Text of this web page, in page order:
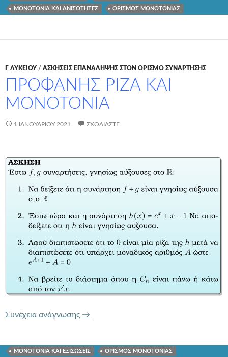
ΜΟΝΟΤΟΝΙΑ ΚΑΙ ΑΝΙΣΟΤΗΤΕΣ ΟΡΙΣΜΟΣ ΜΟΝΟΤΟΝΙΑΣ
Γ ΛΥΚΕΊΟΥ / ΑΣΚΗΣΕΙΣ ΕΠΑΝΑΛΗΨΗΣ ΣΤΟΝ ΟΡΙΣΜΟ ΣΥΝΑΡΤΗΣΗΣ
ΠΡΟΦΑΝΗΣ ΡΙΖΑ ΚΑΙ
ΜΟΝΟΤΟΝΙΑ
1 ΙΑΝΟΥΑΡΊΟΥ 2021 ΣΧΟΛΙΆΣΤΕ
Συνέχεια ανάγνωσης ΠΡΟΦΑΝΗΣ ΡΙΖΑ ΚΑΙ ΜΟΝΟΤΟΝΙΑ
→
ΜΟΝΟΤΟΝΙΑ ΚΑΙ ΕΞΙΣΩΣΕΙΣ ΟΡΙΣΜΟΣ ΜΟΝΟΤΟΝΙΑΣ